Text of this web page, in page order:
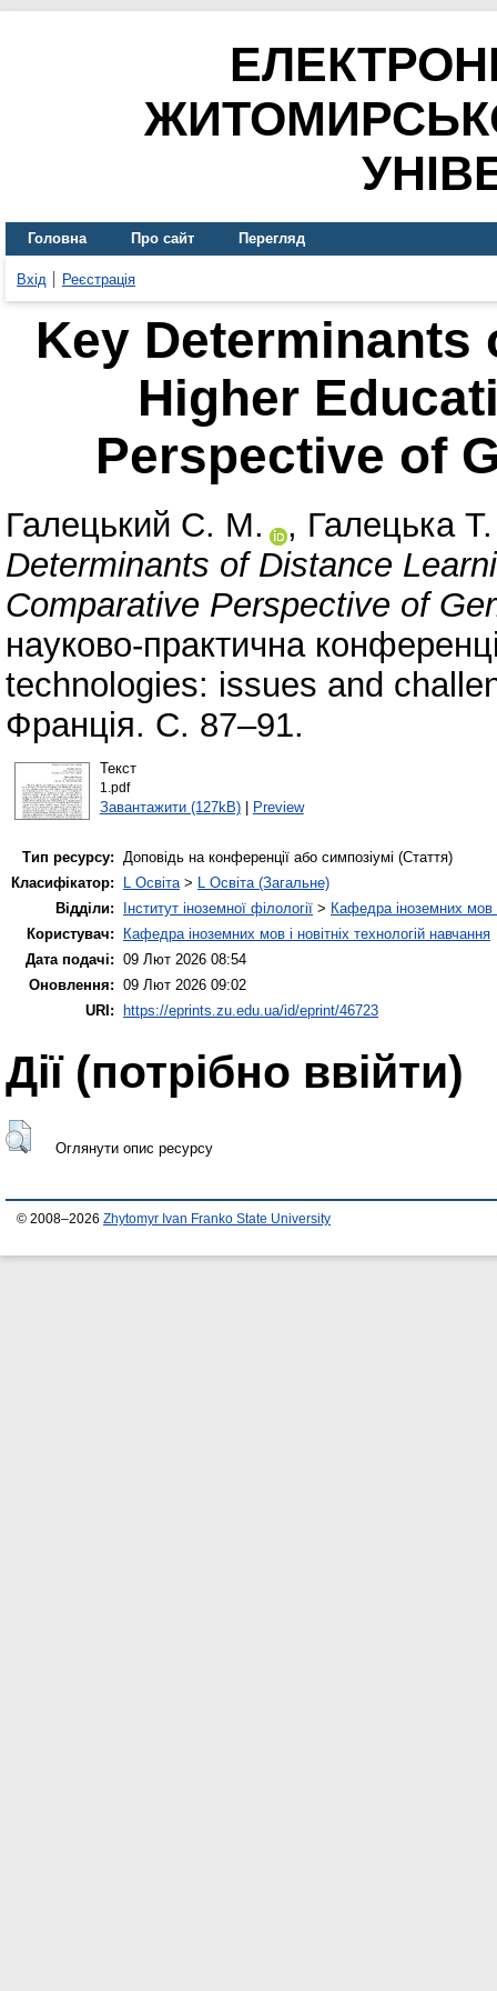
Головна Про сайт Перегляд
Вхід Реєстрація
Key Determinants
Higher
Perspective of
Галецький С. М. , Галецька Т.
Determinants of Distance
Comparative Perspective of
науково-практична
technologies: issues and
Франція. С. 87–91.
Текст
1.pdf
Завантажити (127kB)| Preview
Тип ресурсу: Доповідь на конференції або симпозіумі (Стаття)
Класифікатор:
L Освіта> L Освіта (Загальне)
Відділи:
Інститут іноземної філології > Кафедра іноземних мов
Користувач:
Кафедра іноземних мов і новітніх технологій навчання
Дата подачі: 09 Лют 2026 08:54
Оновлення: 09 Лют 2026 09:02
URI:
https://eprints.zu.edu.ua/id/eprint/46723
Дії ​​(потрібно ввійти)
Оглянути опис ресурсу
© 2008–2026 Zhytomyr Ivan Franko State University